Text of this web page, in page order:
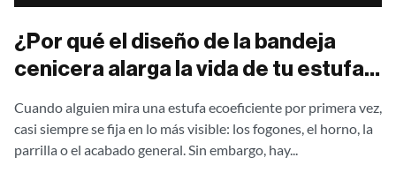
¿Por qué el diseño de la bandeja
cenicera alarga la vida de tu estufa
Cuando alguien mira una estufa ecoeficiente por primera vez,
casi siempre se fija en lo más visible: los fogones, el horno, la
parrilla o el acabado general. Sin embargo, hay...